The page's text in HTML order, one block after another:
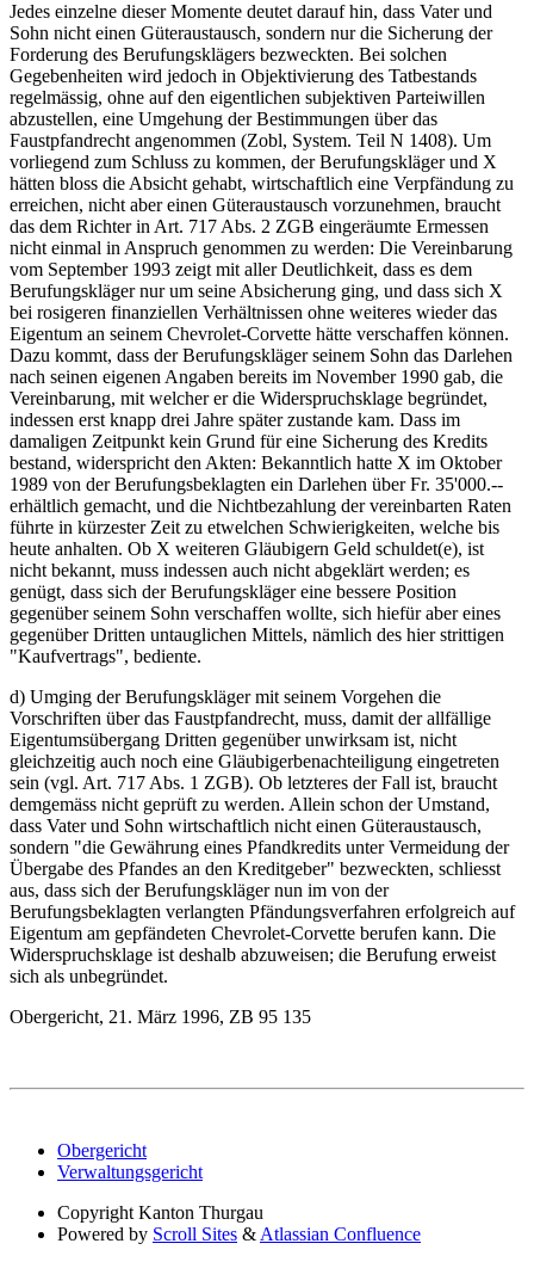
Jedes einzelne dieser Momente deutet darauf hin, dass Vater und
Sohn nicht einen Güteraustausch, sondern nur die Sicherung der
Forderung des Berufungsklägers bezweckten. Bei solchen
Gegebenheiten wird jedoch in Objektivierung des Tatbestands
regelmässig, ohne auf den eigentlichen subjektiven Parteiwillen
abzustellen, eine Umgehung der Bestimmungen über das
Faustpfandrecht angenommen (Zobl, System. Teil N 1408). Um
vorliegend zum Schluss zu kommen, der Berufungskläger und X
hätten bloss die Absicht gehabt, wirtschaftlich eine Verpfändung zu
erreichen, nicht aber einen Güteraustausch vorzunehmen, braucht
das dem Richter in Art. 717 Abs. 2 ZGB eingeräumte Ermessen
nicht einmal in Anspruch genommen zu werden: Die Vereinbarung
vom September 1993 zeigt mit aller Deutlichkeit, dass es dem
Berufungskläger nur um seine Absicherung ging, und dass sich X
bei rosigeren finanziellen Verhältnissen ohne weiteres wieder das
Eigentum an seinem Chevrolet-Corvette hätte verschaffen können.
Dazu kommt, dass der Berufungskläger seinem Sohn das Darlehen
nach seinen eigenen Angaben bereits im November 1990 gab, die
Vereinbarung, mit welcher er die Widerspruchsklage begründet,
indessen erst knapp drei Jahre später zustande kam. Dass im
damaligen Zeitpunkt kein Grund für eine Sicherung des Kredits
bestand, widerspricht den Akten: Bekanntlich hatte X im Oktober
1989 von der Berufungsbeklagten ein Darlehen über Fr. 35'000.--
erhältlich gemacht, und die Nichtbezahlung der vereinbarten Raten
führte in kürzester Zeit zu etwelchen Schwierigkeiten, welche bis
heute anhalten. Ob X weiteren Gläubigern Geld schuldet(e), ist
nicht bekannt, muss indessen auch nicht abgeklärt werden; es
genügt, dass sich der Berufungskläger eine bessere Position
gegenüber seinem Sohn verschaffen wollte, sich hiefür aber eines
gegenüber Dritten untauglichen Mittels, nämlich des hier strittigen
"Kaufvertrags", bediente.
d) Umging der Berufungskläger mit seinem Vorgehen die
Vorschriften über das Faustpfandrecht, muss, damit der allfällige
Eigentumsübergang Dritten gegenüber unwirksam ist, nicht
gleichzeitig auch noch eine Gläubigerbenachteiligung eingetreten
sein (vgl. Art. 717 Abs. 1 ZGB). Ob letzteres der Fall ist, braucht
demgemäss nicht geprüft zu werden. Allein schon der Umstand,
dass Vater und Sohn wirtschaftlich nicht einen Güteraustausch,
sondern "die Gewährung eines Pfandkredits unter Vermeidung der
Übergabe des Pfandes an den Kreditgeber" bezweckten, schliesst
aus, dass sich der Berufungskläger nun im von der
Berufungsbeklagten verlangten Pfändungsverfahren erfolgreich auf
Eigentum am gepfändeten Chevrolet-Corvette berufen kann. Die
Widerspruchsklage ist deshalb abzuweisen; die Berufung erweist
sich als unbegründet.
Obergericht, 21. März 1996, ZB 95 135
Obergericht
Verwaltungsgericht
Copyright Kanton Thurgau
Powered by Scroll Sites &Atlassian Confluence